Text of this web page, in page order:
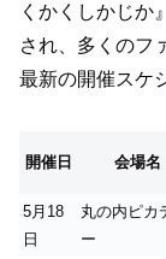
くかくしかじか
され、多くのフ
最新の開催スケ
開催日 会場名
5月18
日
丸の内ピカ
ー